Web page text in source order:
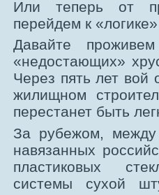
Или теперь от
перейдем к
Давайте
«недостающих»
Через пять лет вой
жилищном
перестанет быть
За рубежом, между
навязанных
пластиковых
системы сухой